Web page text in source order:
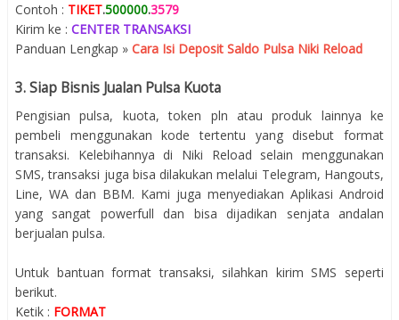
Contoh : TIKET.500000.3579
Kirim ke : CENTER TRANSAKSI
Panduan Lengkap » Cara Isi Deposit Saldo Pulsa Niki Reload
3. Siap Bisnis Jualan Pulsa Kuota
Pengisian pulsa, kuota, token pln atau produk lainnya ke
pembeli menggunakan kode tertentu yang disebut format
transaksi. Kelebihannya di Niki Reload selain menggunakan
SMS, transaksi juga bisa dilakukan melalui Telegram, Hangouts,
Line, WA dan BBM. Kami juga menyediakan Aplikasi Android
yang sangat powerfull dan bisa dijadikan senjata andalan
berjualan pulsa.
Untuk bantuan format transaksi, silahkan kirim SMS seperti
berikut.
Ketik : FORMAT